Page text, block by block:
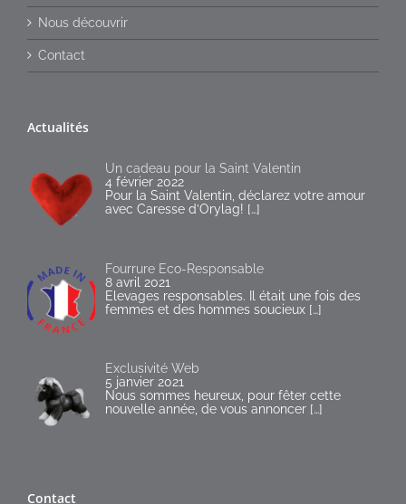
Nous découvrir
Contact
Actualités
Un cadeau pour la Saint Valentin
4 février 2022
Pour la Saint Valentin, déclarez votre amour
avec Caresse d’Orylag! […]
Fourrure Eco-Responsable
8 avril 2021
Elevages responsables. Il était une fois des
femmes et des hommes soucieux […]
Exclusivité Web
5 janvier 2021
Nous sommes heureux, pour fêter cette
nouvelle année, de vous annoncer […]
Contact